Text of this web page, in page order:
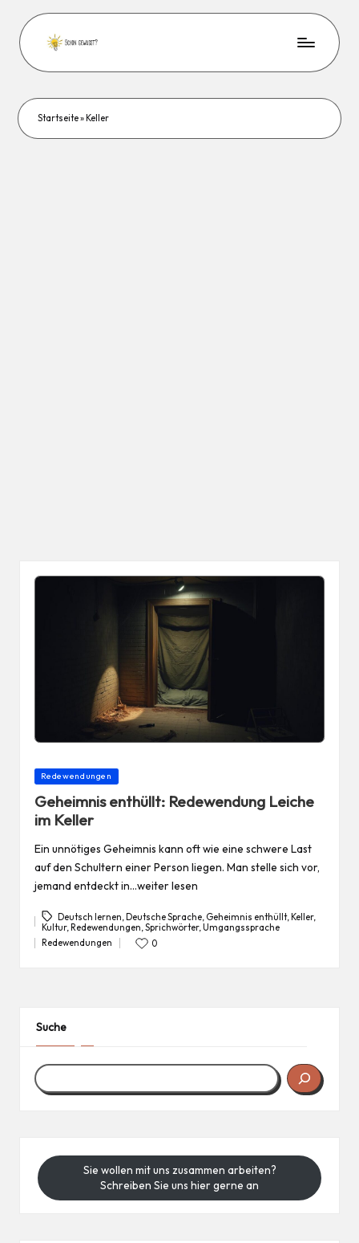
Startseite» Keller
Posted
Redewendungen
Geheimnis enthüllt: Redewendung Leiche
im Keller
Ein unnötiges Geheimnis kann oft wie eine schwere Last
auf den Schultern einer Person liegen. Man stelle sich vor,
jemand entdeckt in…weiter lesen
Tags:
Deutsch lernen ,Deutsche Sprache Geheimnis enthüllt,Keller,
Kultur, Redewendungen Sprichwörter, Umgangssprache
Posted
Redewendungen 0
Suche
Sie wollen mit uns zusammen arbeiten?
Schreiben Sie uns hier gerne an